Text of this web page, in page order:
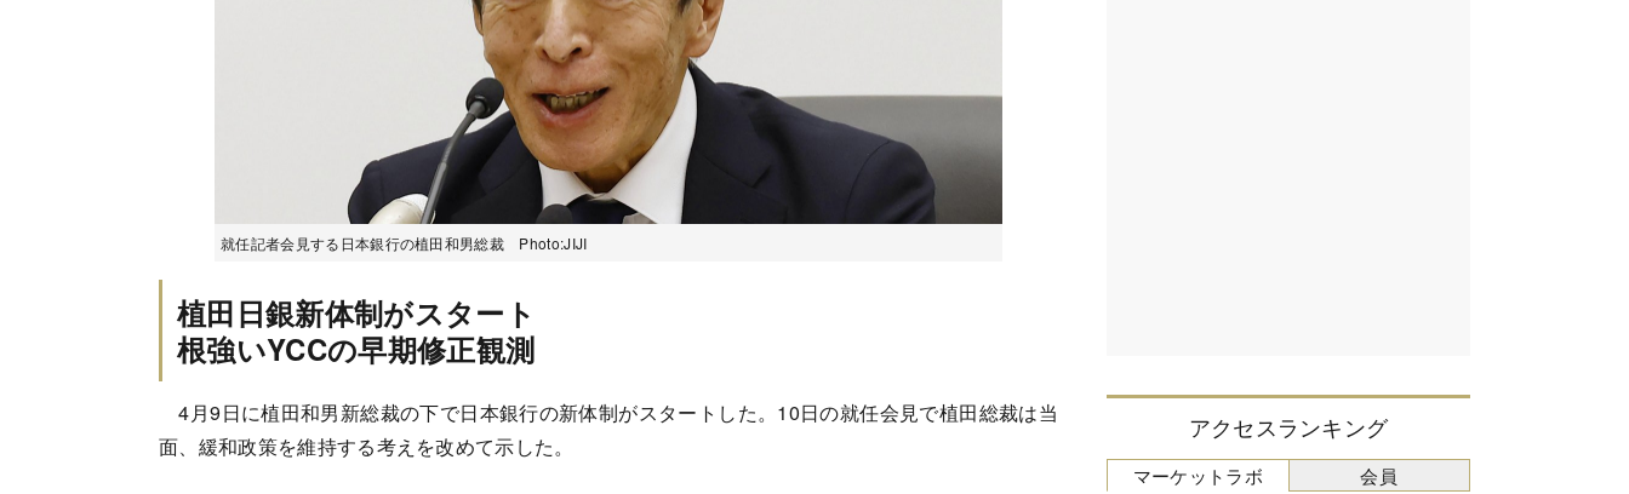
就任記者会見する日本銀行の植田和男総裁 Photo:JIJI
植田日銀新体制がスタート
根強いYCCの早期修正観測
4月9日に植田和男新総裁の下で日本銀行の新体制がスタートした。10日の就任会見で植田総裁は当
面、緩和政策を維持する考えを改めて示した。
アクセスランキング
マーケットラボ
会員